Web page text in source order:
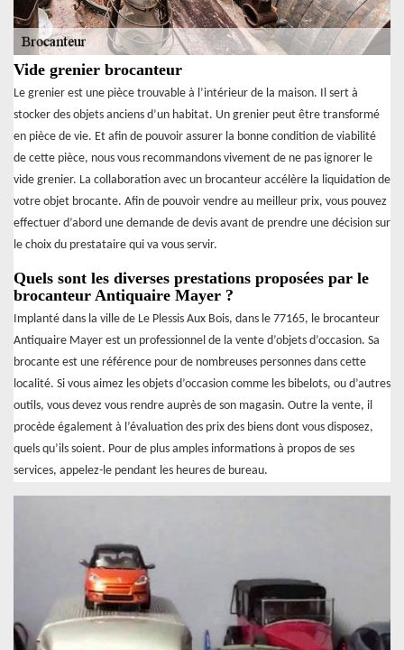
Vide grenier brocanteur
Le grenier est une pièce trouvable à l’intérieur de la maison. Il sert à
stocker des objets anciens d’un habitat. Un grenier peut être transformé
en pièce de vie. Et afin de pouvoir assurer la bonne condition de viabilité
de cette pièce, nous vous recommandons vivement de ne pas ignorer le
vide grenier. La collaboration avec un brocanteur accélère la liquidation de
votre objet brocante. Afin de pouvoir vendre au meilleur prix, vous pouvez
effectuer d’abord une demande de devis avant de prendre une décision sur
le choix du prestataire qui va vous servir.
Quels sont les diverses prestations proposées par le
brocanteur Antiquaire Mayer ?
Implanté dans la ville de Le Plessis Aux Bois, dans le 77165, le brocanteur
Antiquaire Mayer est un professionnel de la vente d’objets d’occasion. Sa
brocante est une référence pour de nombreuses personnes dans cette
localité. Si vous aimez les objets d’occasion comme les bibelots, ou d’autres
outils, vous devez vous rendre auprès de son magasin. Outre la vente, il
procède également à l’évaluation des prix des biens dont vous disposez,
quels qu’ils soient. Pour de plus amples informations à propos de ses
services, appelez-le pendant les heures de bureau.